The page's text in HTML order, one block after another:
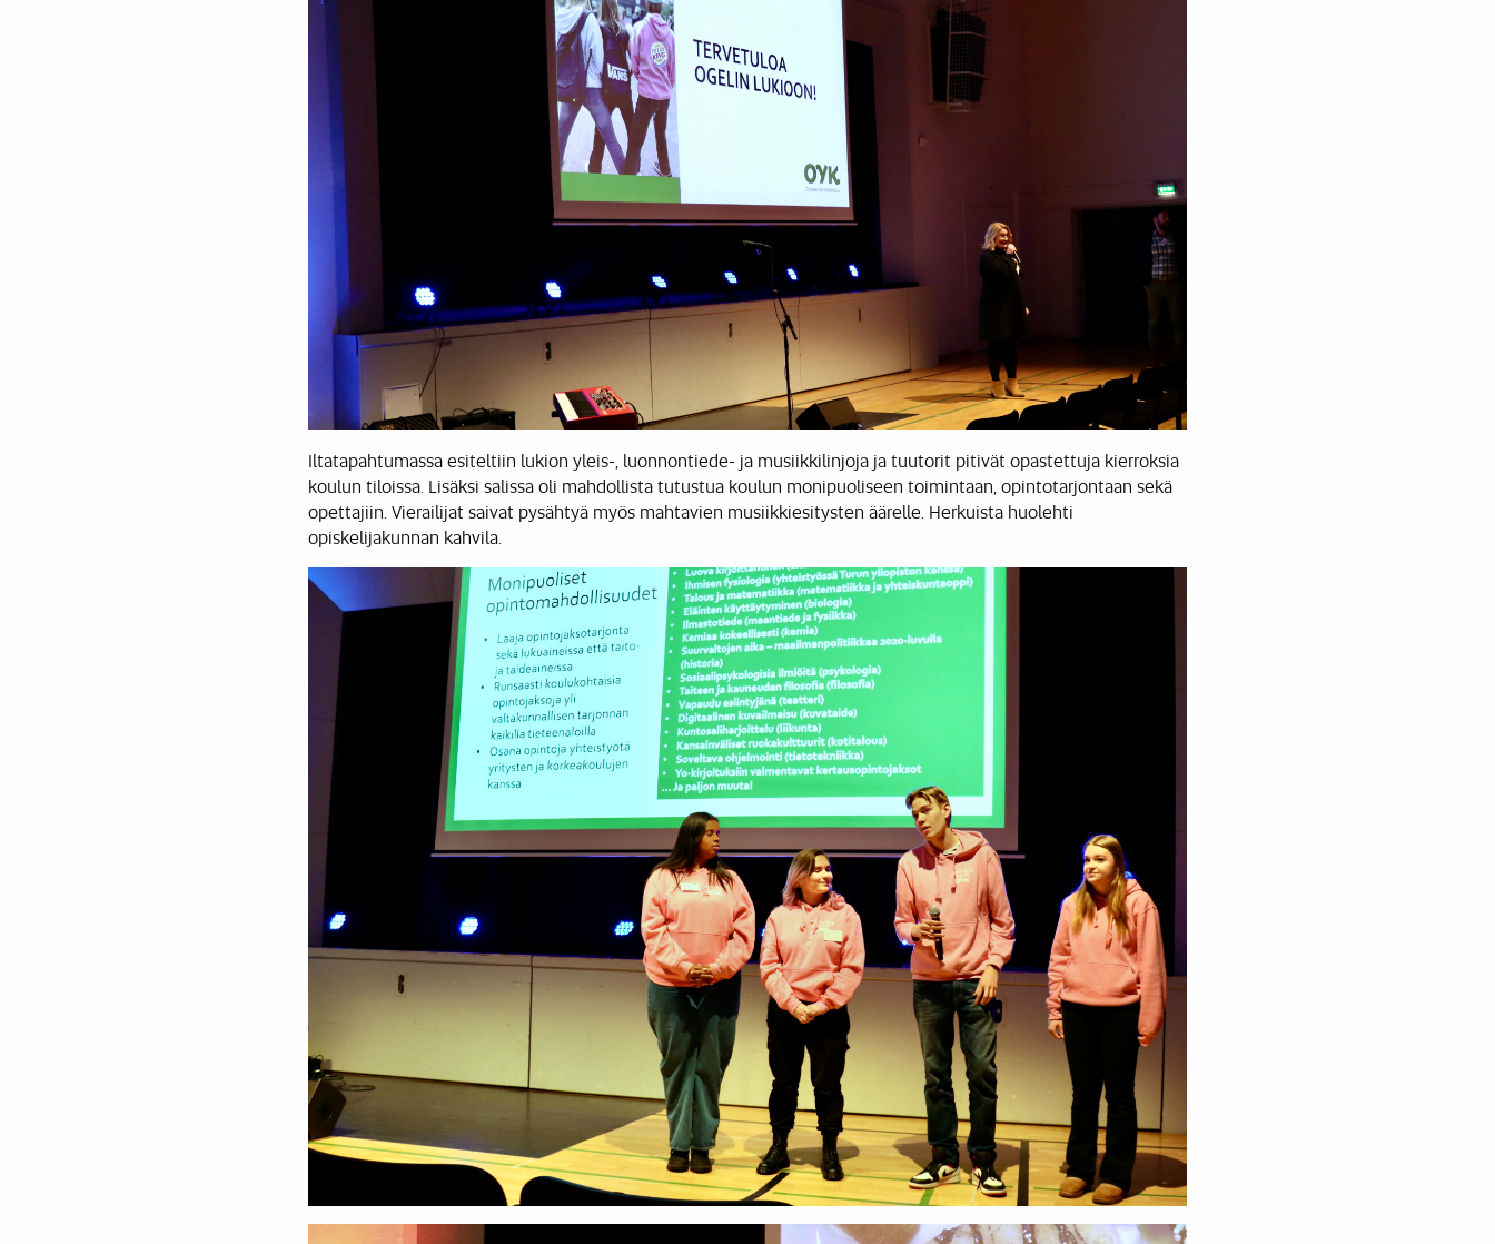
Iltatapahtumassa esiteltiin lukion yleis-, luonnontiede- ja musiikkilinjoja ja tuutorit pitivät opastettuja kierroksia
koulun tiloissa. Lisäksi salissa oli mahdollista tutustua koulun monipuoliseen toimintaan, opintotarjontaan sekä
opettajiin. Vierailijat saivat pysähtyä myös mahtavien musiikkiesitysten äärelle. Herkuista huolehti
opiskelijakunnan kahvila.